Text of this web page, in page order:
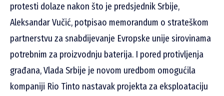
protesti dolaze nakon što je predsjednik Srbije,
Aleksandar Vučić, potpisao memorandum o strateškom
partnerstvu za snabdijevanje Evropske unije sirovinama
potrebnim za proizvodnju baterija. I pored protivljenja
građana, Vlada Srbije je novom uredbom omogućila
kompaniji Rio Tinto nastavak projekta za eksploataciju